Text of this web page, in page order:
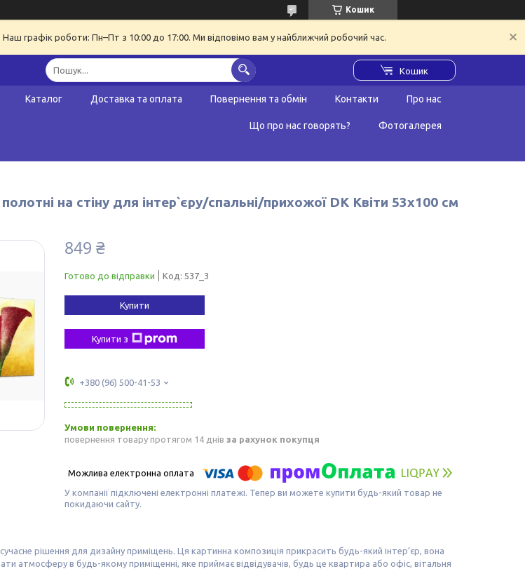
Кошик
графік роботи: Пн–Пт з 10:00 до 17:00. Ми відповімо вам у найближчий робочий час.
Кошик
Каталог Доставка та оплата Повернення та обмін Контакти Про нас
Що про нас говорять? Фотогалерея
на стіну для інтер`єру/спальні/прихожої DK Квіти 53х100 см
849 ₴
Готово до відправки Код: 537_3
Купити
Купити з
+380 (96) 500-41-53
повернення товару протягом 14 днів за рахунок покупця
У компанії підключені електронні платежі. Тепер ви можете купити будь-який товар не
покидаючи сайту.
сучасне рішення для дизайну приміщень. Ця картинна композиція прикрасить будь-який інтер’єр, вона
атмосферу в будь-якому приміщенні, яке приймає відвідувачів, будь це квартира або офіс, вітальня